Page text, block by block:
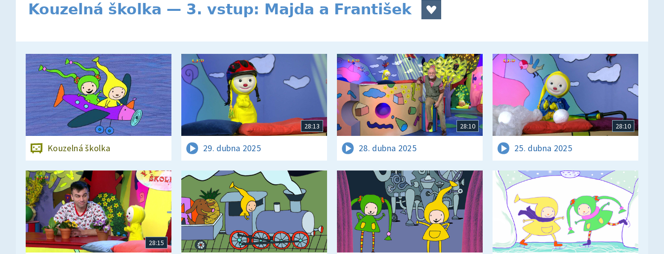
Kouzelná školka — 3. vstup: Majda a František
Kouzelná školka
28:13
29. dubna 2025
28:10
28. dubna 2025
28:10
25. dubna 2025
28:15